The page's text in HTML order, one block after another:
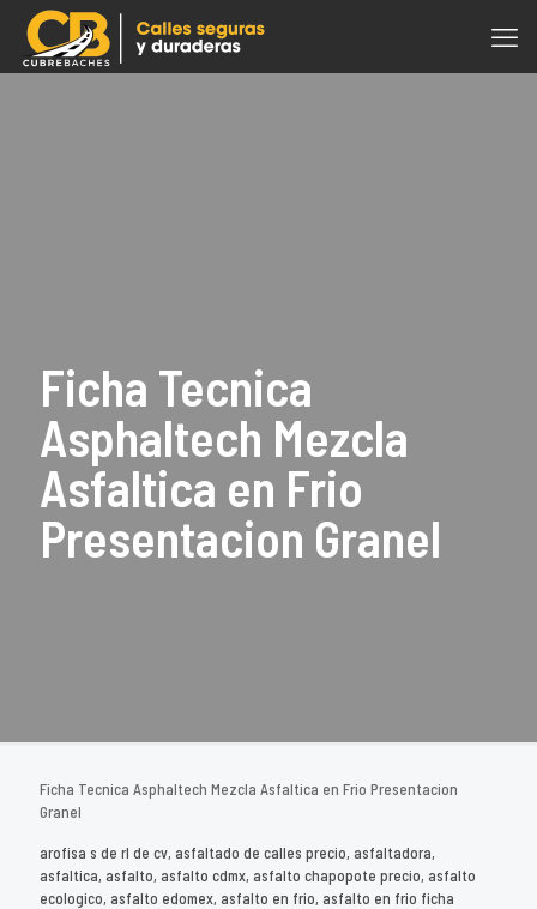
Ficha Tecnica
Asphaltech Mezcla
Asfaltica en Frio
Presentacion Granel
Ficha Tecnica Asphaltech Mezcla Asfaltica en Frio Presentacion
Granel
arofisa s de rl de cv, asfaltado de calles precio, asfaltadora,
asfaltica, asfalto, asfalto cdmx, asfalto chapopote precio, asfalto
ecologico, asfalto edomex, asfalto en frio, asfalto en frio ficha